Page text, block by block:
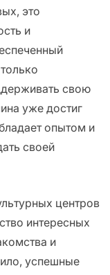
это
и
свою
уже достиг
опытом и
своей
центров
интересных
и
успешные